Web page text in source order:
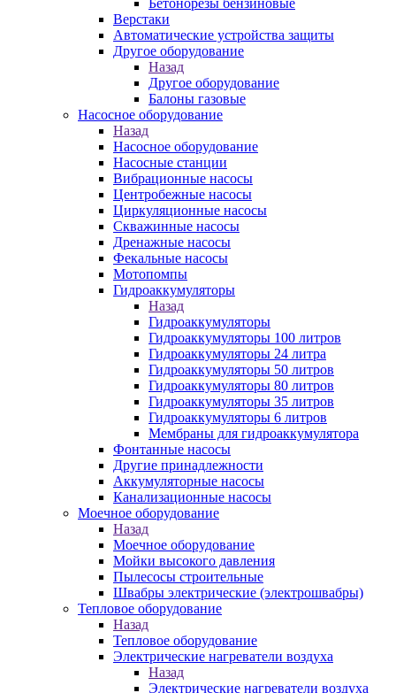
Бетонорезы бензиновые
Верстаки
Автоматические устройства защиты
Другое оборудование
Назад
Другое оборудование
Балоны газовые
Насосное оборудование
Назад
Насосное оборудование
Насосные станции
Вибрационные насосы
Центробежные насосы
Циркуляционные насосы
Скважинные насосы
Дренажные насосы
Фекальные насосы
Мотопомпы
Гидроаккумуляторы
Назад
Гидроаккумуляторы
Гидроаккумуляторы 100 литров
Гидроаккумуляторы 24 литра
Гидроаккумуляторы 50 литров
Гидроаккумуляторы 80 литров
Гидроаккумуляторы 35 литров
Гидроаккумуляторы 6 литров
Мембраны для гидроаккумулятора
Фонтанные насосы
Другие принадлежности
Аккумуляторные насосы
Канализационные насосы
Моечное оборудование
Назад
Моечное оборудование
Мойки высокого давления
Пылесосы строительные
Швабры электрические (электрошвабры)
Тепловое оборудование
Назад
Тепловое оборудование
Электрические нагреватели воздуха
Назад
Электрические нагреватели воздуха